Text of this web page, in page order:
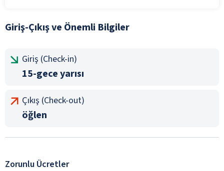
Giriş-Çıkış ve Önemli Bilgiler
Giriş (Check-in)
15-gece yarısı
Çıkış (Check-out)
öğlen
Zorunlu Ücretler